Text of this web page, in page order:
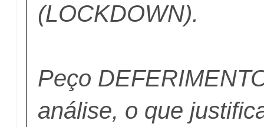
(LOCKDOWN).
Peço
análise, o que